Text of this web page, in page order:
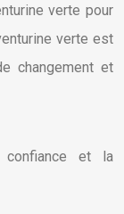
verte pour
verte est
changement et